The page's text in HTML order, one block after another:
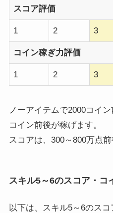
スコア評価
1 2 3
コイン稼ぎ力評価
1 2 3
ノーアイテムで2000コイ
コイン前後が稼げます。
スコアは、300～800万点前
スキル5～6のスコア・コ
以下は、スキル5～6のスコ